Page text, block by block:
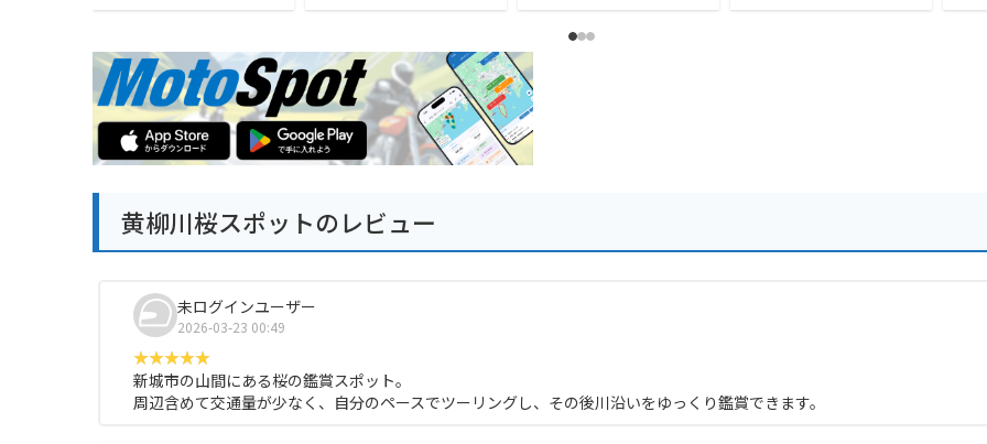
黄柳川桜スポットのレビュー
未ログインユーザー
2026-03-23 00:49
新城市の山間にある桜の鑑賞スポット。
周辺含めて交通量が少なく、自分のペースでツーリングし、その後川沿いをゆっくり鑑賞できます。